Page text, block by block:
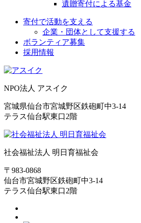
遺贈寄付による基金
寄付で活動を支える
企業・団体として支援する
ボランティア募集
採用情報
NPO法人 アスイク
宮城県仙台市宮城野区鉄砲町中3-14
テラス仙台駅東口2階
社会福祉法人 明日育福祉会
〒983-0868
仙台市宮城野区鉄砲町中3-14
テラス仙台駅東口2階